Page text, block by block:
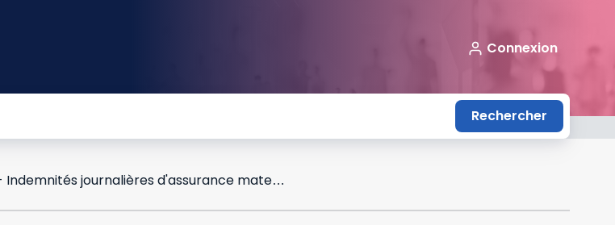
Connexion
Rechercher
Maladie-maternité, accidents du travail - Indemnités journalières d'assurance maternité